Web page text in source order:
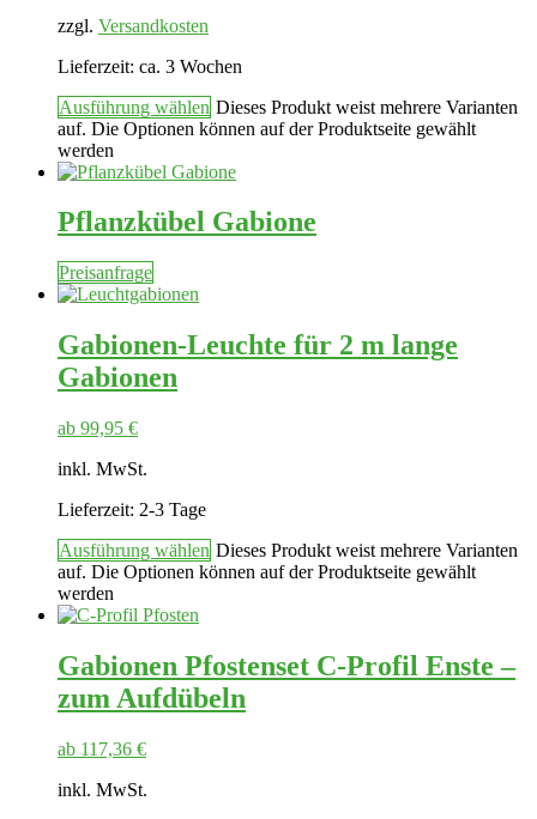
zzgl. Versandkosten
Lieferzeit: ca. 3 Wochen
Ausführung wählen Dieses Produkt weist mehrere Varianten
auf. Die Optionen können auf der Produktseite gewählt
werden
Pflanzkübel Gabione
Preisanfrage
Gabionen-Leuchte für 2 m lange
Gabionen
ab 99,95 €
inkl. MwSt.
Lieferzeit: 2-3 Tage
Ausführung wählen Dieses Produkt weist mehrere Varianten
auf. Die Optionen können auf der Produktseite gewählt
werden
Gabionen Pfostenset C-Profil Enste –
zum Aufdübeln
ab 117,36 €
inkl. MwSt.